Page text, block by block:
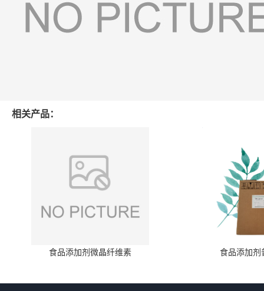
相关产品：
食品添加剂微晶纤维素 食品添加剂